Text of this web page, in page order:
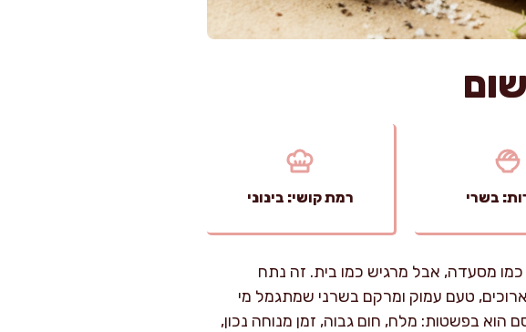
בשרי רמת קושי: בינוני
כמו מסעדה, אבל מרגיש כמו בית. זה נתח
טעם עמוק ומרקם בשרני שמתגמל מי
בפשטות: מלח, חום גבוה, זמן מנוחה נכון,